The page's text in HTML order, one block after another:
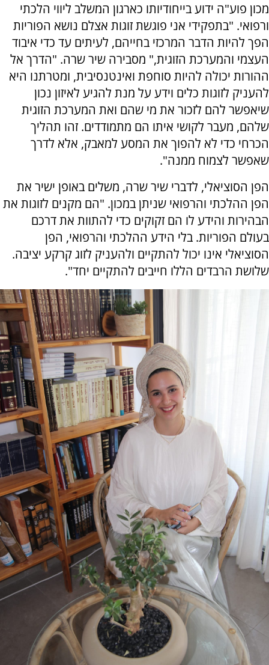
מכון פוע"ה ידוע בייחודיותו כארגון המשלב ליווי הלכתי
ורפואי. "בתפקידי אני פוגשת זוגות אצלם נושא הפוריות
הפך להיות הדבר המרכזי בחייהם, לעיתים עד כדי איבוד
העצמי והמערכת הזוגית," מסבירה שיר שרה. "הדרך אל
ההורות יכולה להיות סוחפת ואינטנסיבית, ומטרתנו היא
להעניק לזוגות כלים וידע על מנת להגיע לאיזון נכון
שיאפשר להם לזכור את מי שהם ואת המערכת הזוגית
שלהם, מעבר לקושי איתו הם מתמודדים. זהו תהליך
הכרחי כדי לא להפוך את המסע למאבק, אלא לדרך
שאפשר לצמוח ממנה".
הפן הסוציאלי, לדברי שיר שרה, משלים באופן ישיר את
הפן ההלכתי והרפואי שניתן במכון. "הם מקנים לזוגות את
הבהירות והידע לו הם זקוקים כדי להתוות את דרכם
בעולם הפוריות. בלי הידע ההלכתי והרפואי, הפן
הסוציאלי אינו יכול להתקיים ולהעניק לזוג קרקע יציבה.
שלושת הרבדים הללו חייבים להתקיים יחד".